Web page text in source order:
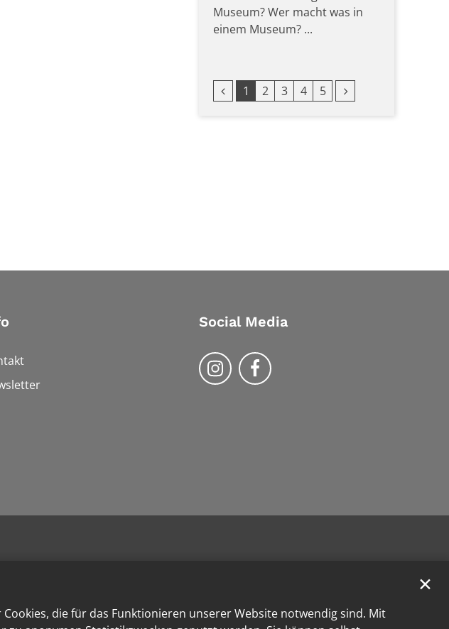
die für das Funktionieren unserer Website notwendig sind. Mit
✕
Museum? Wer macht was in
einem Museum? ...
Vorherige Seite
1 2 3 4 5 Nächste Seite
Social Media
Bistum Trier auf Instragram
Bistum Trier auf Facebook